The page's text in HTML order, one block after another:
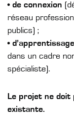
• de connexion
réseau
publics) ;
• d’apprentissage
dans un cadre
spécialiste).
Le projet ne
existante.